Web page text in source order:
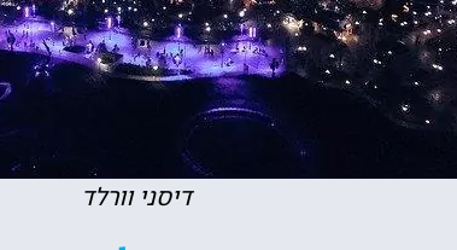
דיסני וורלד